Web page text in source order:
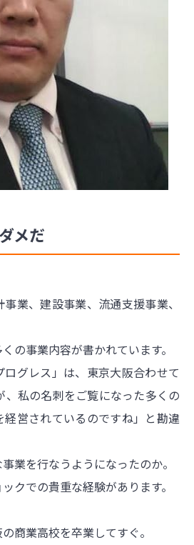
メだ
業、建設事業、流通支援事業、
の事業内容が書かれています。
グレス」は、東京大阪合わせて
私の名刺をご覧になった多くの
営されているのですね」と勘違
業を行なうようになったのか。
クでの貴重な経験があります。
商業高校を卒業してすぐ。